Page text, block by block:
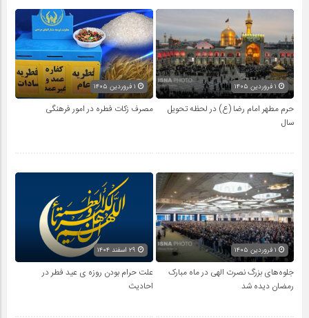
حرم مطهر امام رضا (ع) در لحظه تحویل
سال
مصرف زکات فطره در امور فرهنگی
جلوه‌های بزرگ نصرت الهی در ماه مبارک
رمضان دیده شد
علت حرام بودن روزه ی عید فطر در
احادیث